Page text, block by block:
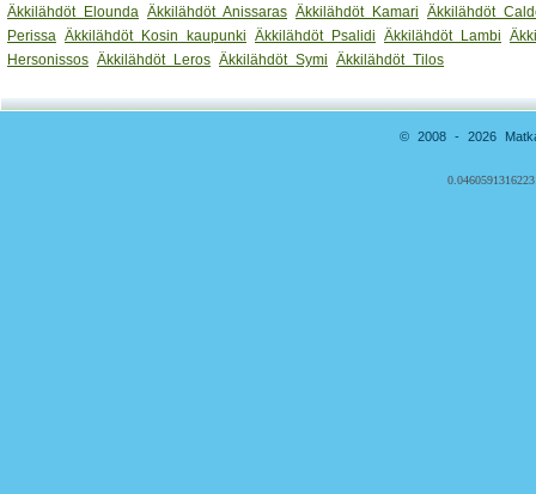
Äkkilähdöt Elounda Äkkilähdöt Anissaras Äkkilähdöt Kamari Äkkilähdöt
Perissa Äkkilähdöt Kosin kaupunki Äkkilähdöt Psalidi Äkkilähdöt Lambi
Hersonissos Äkkilähdöt Leros Äkkilähdöt Symi Äkkilähdöt Tilos
© 2008 - 2026